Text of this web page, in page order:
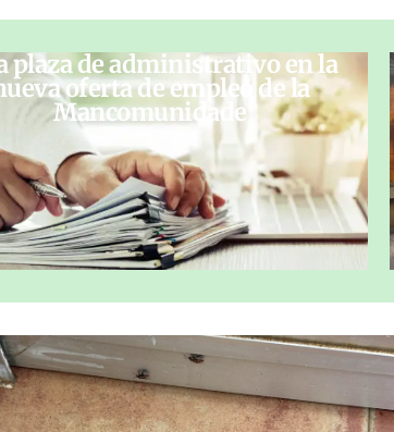
plaza de administrativo en la
oferta de empleo de la
Mancomunidade